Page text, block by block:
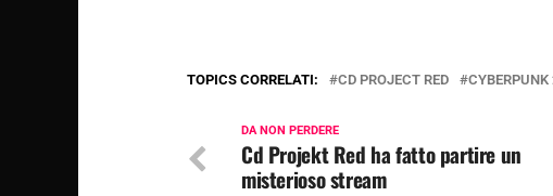
TOPICS CORRELATI: CD PROJECT RED CYBERPUNK
DA NON PERDERE
Cd Projekt Red ha fatto partire un
misterioso stream